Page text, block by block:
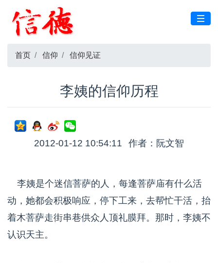
首页 信仰 信仰见证
李姨的信仰历程
2012-01-12 10:54:11 作者：阮文智
李姨是个迷信菩萨的人，每逢菩萨庙有什么活
动，她都会积极响应，停下工来，去帮忙干活，抬
着木菩萨走街串巷供众人顶礼膜拜。那时，李姨不
认识天主。